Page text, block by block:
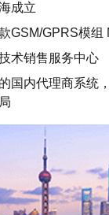
成立
GSM/GPRS模组
术销售服务中心
国内代理商系统